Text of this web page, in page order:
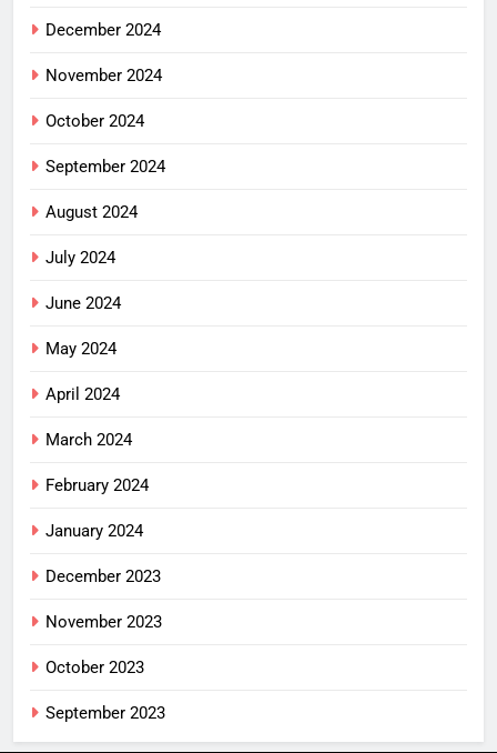
December 2024
November 2024
October 2024
September 2024
August 2024
July 2024
June 2024
May 2024
April 2024
March 2024
February 2024
January 2024
December 2023
November 2023
October 2023
September 2023